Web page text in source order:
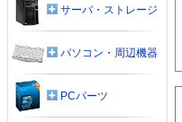
サーバ・ストレージ
パソコン・周辺機器
PCパーツ